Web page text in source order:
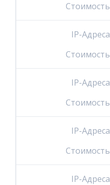
Стоимость
IP-Адреса
Стоимость
IP-Адреса
Стоимость
IP-Адреса
Стоимость
IP-Адреса